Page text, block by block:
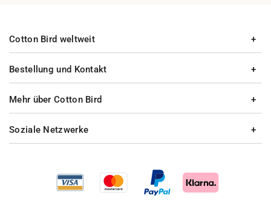
Bestellung und Kontakt
Mehr über Cotton Bird
Cotton Bird weltweit
Soziale Netzwerke